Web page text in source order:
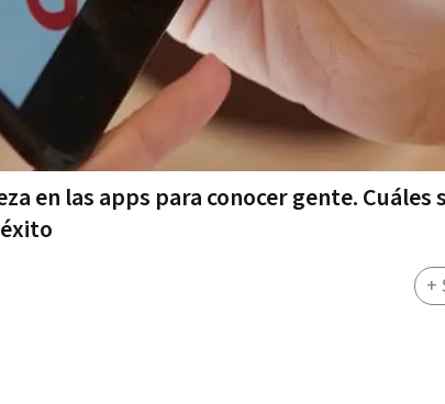
en las apps para conocer gente. Cuáles
+